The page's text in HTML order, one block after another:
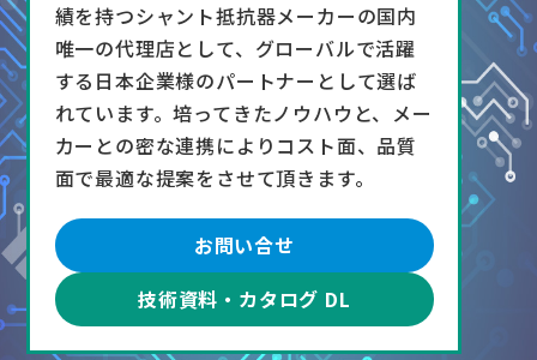
績を持つシャント抵抗器メーカーの国内
唯一の代理店として、グローバルで活躍
する日本企業様のパートナーとして選ば
れています。培ってきたノウハウと、メー
カーとの密な連携によりコスト面、品質
面で最適な提案をさせて頂きます。
お問い合せ
技術資料・カタログ DL